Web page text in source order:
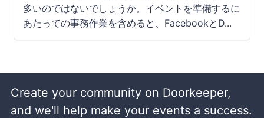
多いのではないでしょうか。イベントを準備するに
あたっての事務作業を含めると、FacebookとD...
Create your community on Doorkeeper,
and we'll help make your events a success.